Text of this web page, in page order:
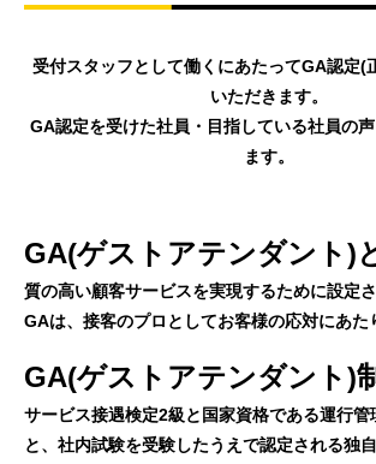
受付スタッフとして働くにあたってGA認定(
いただきます。
GA認定を受けた社員・目指している社員の
ます。
GA(ゲストアテンダント)
質の高い顧客サービスを実現するために設定
GAは、接客のプロとしてお客様の応対にあた
GA(ゲストアテンダント)
サービス接遇検定2級と国家資格である運行管
と、社内試験を受験したうえで認定される独